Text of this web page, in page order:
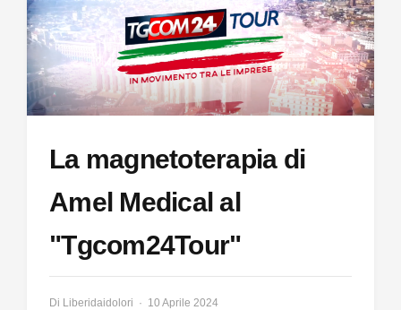
La magnetoterapia di
Amel Medical al
"Tgcom24Tour"
Di Liberidaidolori 10 Aprile 2024